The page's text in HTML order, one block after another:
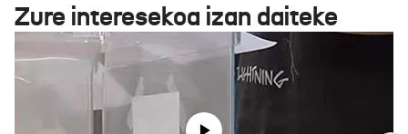
Zure interesekoa izan daiteke